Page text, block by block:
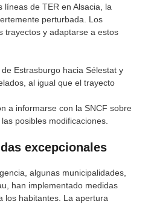
líneas de TER en Alsacia, la
perturbada. Los
trayectos y adaptarse a estos
Estrasburgo hacia Sélestat y
al igual que el trayecto
a informarse con la SNCF sobre
posibles modificaciones.
excepcionales
algunas municipalidades,
han implementado medidas
los habitantes. La apertura